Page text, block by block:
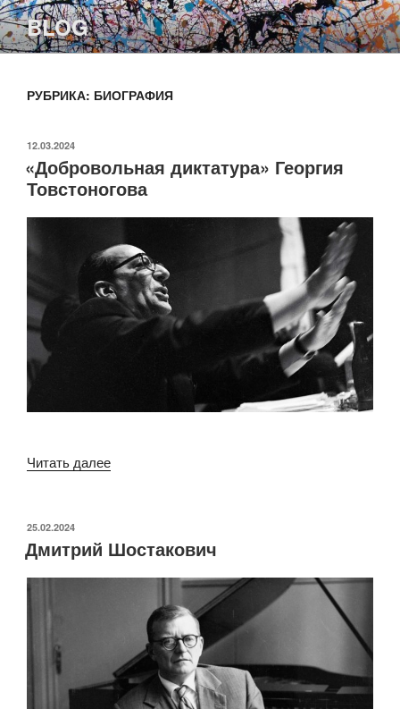
Перейти
к
содержимому
BLOG
РУБРИКА: БИОГРАФИЯ
ОПУБЛИКОВАНО
12.03.2024
«Добровольная диктатура» Георгия
Товстоногова
Читать далее««Добровольная
ОПУБЛИКОВАНО
25.02.2024
Дмитрий Шостакович